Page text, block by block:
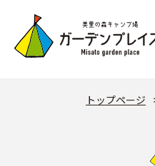
content
トップページ